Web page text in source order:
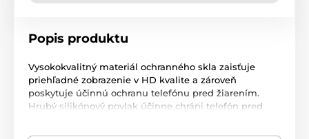
Popis produktu
Vysokokvalitný materiál ochranného skla zaisťuje
priehľadné zobrazenie v HD kvalite a zároveň
poskytuje účinnú ochranu telefónu pred žiarením.
Hrubý silikónový povlak účinne chráni telefón pred